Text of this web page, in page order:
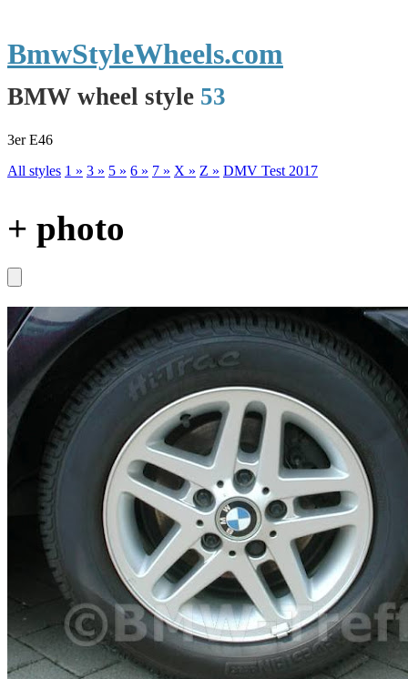
BMW wheel style 53
3er E46
All styles 1 » 3 » 5 » 6 » 7 » X » Z » DMV Test 2017
BmwStyleWheels.com
+ photo